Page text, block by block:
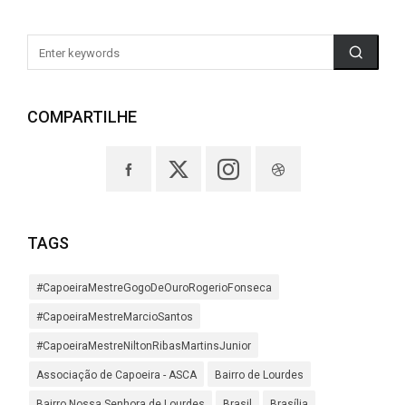
COMPARTILHE
TAGS
#CapoeiraMestreGogoDeOuroRogerioFonseca
#CapoeiraMestreMarcioSantos
#CapoeiraMestreNiltonRibasMartinsJunior
Associação de Capoeira - ASCA Bairro de Lourdes